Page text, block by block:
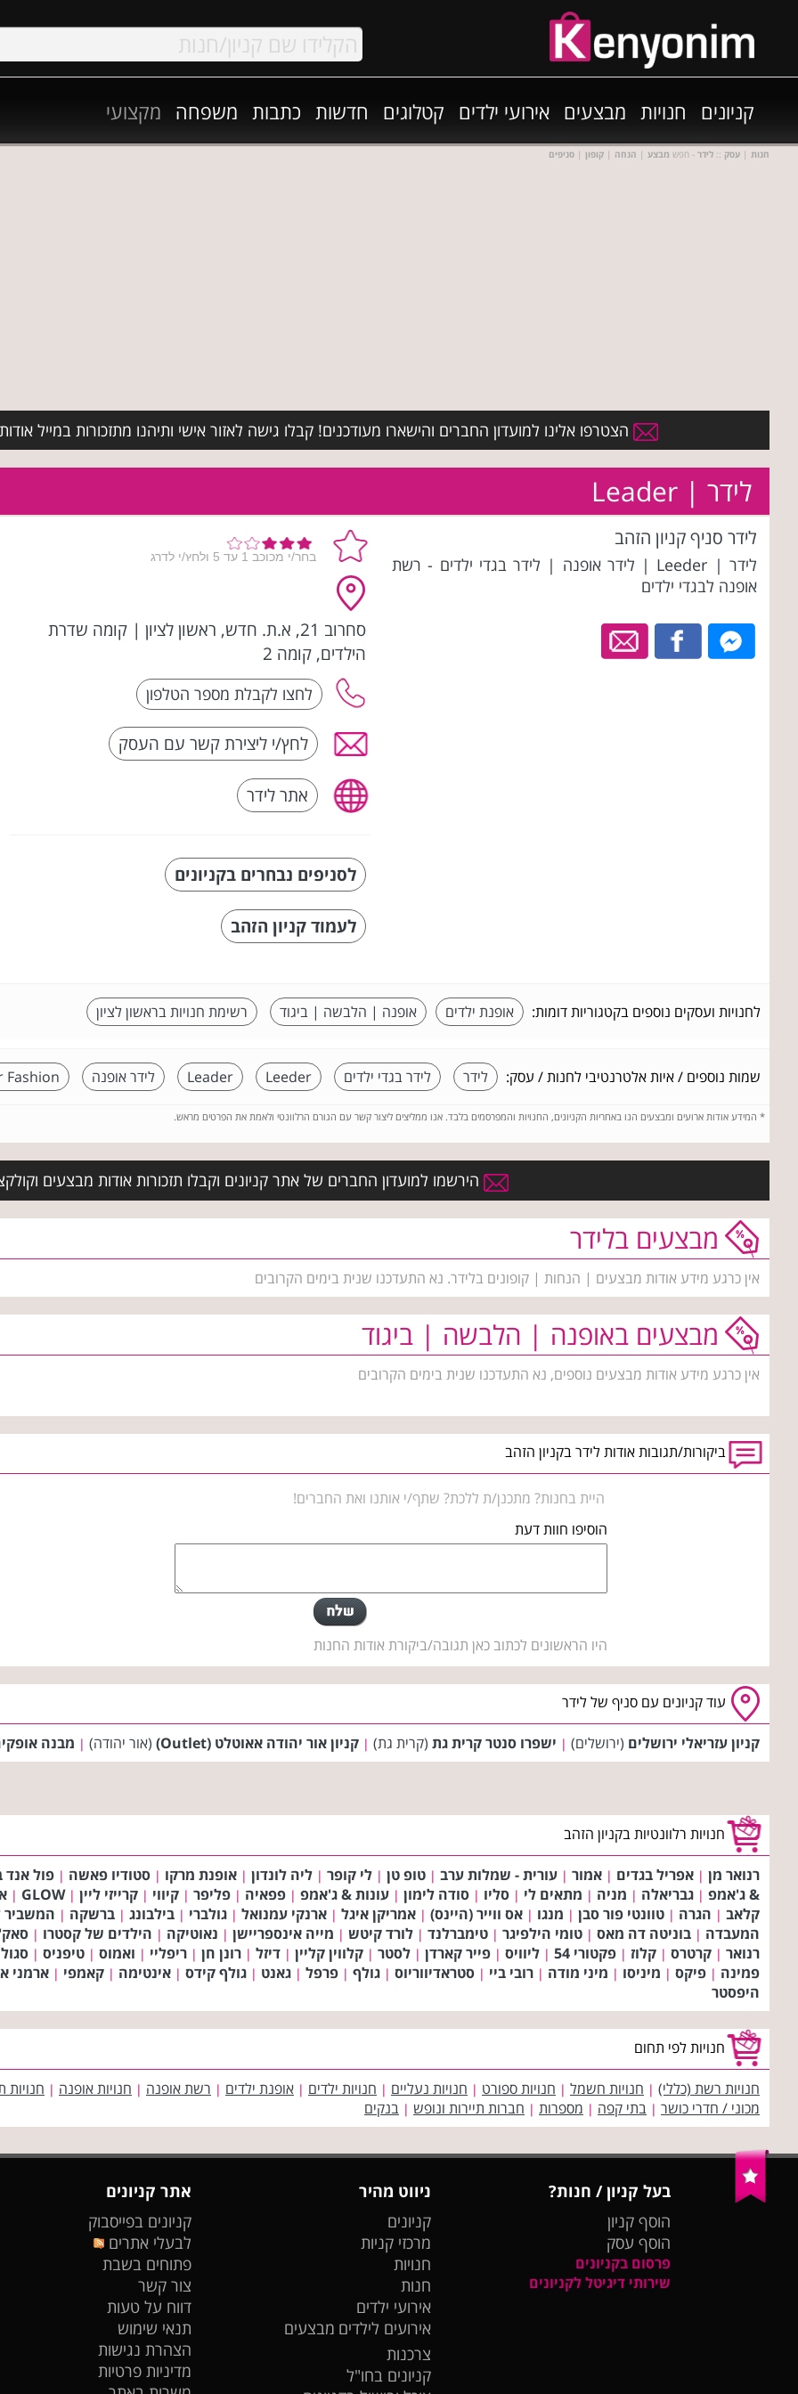
קניונים חנויות מבצעים אירועי ילדים קטלוגים חדשות כתבות משפחה מקצועי
חנות | עסק :: לידר - חפש מבצע | הנחה | קופון | סניפים
הצטרפו אלינו למועדון החברים והישארו מעודכנים! קבלו גישה לאזור אישי ותיהנו מתזכורות במייל
לידר | Leader
לידר סניף קניון הזהב
לידר | Leeder | לידר אופנה | לידר בגדי ילדים - רשת
אופנה לבגדי ילדים
סחרוב 21, א.ת. חדש, ראשון לציון | קומה שדרת
הילדים, קומה 2
לחץ/י ליצירת קשר עם העסק
אתר לידר
לסניפים נבחרים בקניונים
לעמוד קניון הזהב
לחנויות ועסקים נוספים בקטגוריות דומות: אופנת ילדים אופנה | הלבשה | ביגוד רשימת חנויות בראשון לציון
שמות נוספים / איות אלטרנטיבי לחנות / עסק: לידר לידר בגדי ילדים Leeder
Leader לידר אופנה Fashion
* המידע אודות ארועים ומבצעים הנו באחריות הקניונים, החנויות והמפרסמים בלבד. אנו ממליצים ליצור קשר עם הגורם הרלוונטי ולאמת את הפרטים מראש.
הירשמו למועדון החברים של אתר קניונים וקבלו תזכורות אודות מבצעים
מבצעים בלידר
אין כרגע מידע אודות מבצעים | הנחות | קופונים בלידר. נא התעדכנו שנית בימים הקרובים
מבצעים באופנה | הלבשה | ביגוד
אין כרגע מידע אודות מבצעים נוספים, נא התעדכנו שנית בימים הקרובים
ביקורות/תגובות אודות לידר בקניון הזהב
היית בחנות? מתכנן/ת ללכת? שתף/י אותנו ואת החברים!
הוסיפו חוות דעת
היו הראשונים לכתוב כאן תגובה/ביקורת אודות החנות
עוד קניונים עם סניף של לידר
קניון עזריאלי ירושלים (ירושלים) | ישפרו סנטר קרית גת (קרית גת) | קניון אור יהודה אאוטלט (Outlet) (אור יהודה) | מבנה
חנויות רלוונטיות בקניון הזהב
רנואר מן | אפריל בגדים | אמור | עורית - שמלות ערב | טופ טן | לי קופר | ליה לונדון | אופנת מרקו | סטודיו פאשה | פול אנד
& ג'אמפ | גבריאלה | מניה | מתאים לי | סליו | סודה לימון | עונות & ג'אמפ | פפאיה | פליפר | קיווי | קרייזי ליין |
GLOW
|
קלאב | הגרה | טוונטי פור סבן | מנגו | אס ווייר (היינס) | אמריקן איגל | ארנקי עמנואל | גולברי | בילבונג | ברשקה | המשביר
המעבדה | בוניטה דה מאס | טומי הילפיגר | טימברלנד | לורד קיטש | מייה אינספריישן | נאוטיקה | הילדים של קסטרו |
רנואר | קרטרס | קלוז | פקטורי 54 | ליוויס | פייר קארדן | לסטר | קלווין קליין | דיזל | רונן חן | ריפליי | ואמוס | טיפניס | סגול
פמינה | פיקס | מיניסו | מיני מודה | רובי ביי | סטראדיווריוס | גולף | פרפל | גאנט | גולף קידס | אינטימה | קאמפי | ארמני
היפסטר
חנויות לפי תחום
חנויות רשת (כללי) | חנויות חשמל | חנויות ספורט | חנויות נעליים | חנויות ילדים | אופנת ילדים | רשת אופנה | חנויות אופנה | חנויות
מכוני / חדרי כושר | בתי קפה | מספרות | חברות תיירות ונופש | בנקים
בעל קניון / חנות?
הוסף קניון
הוסף עסק
פרסום בקניונים
שירותי דיגיטל לקניונים
ניווט מהיר
קניונים
מרכזי קניות
חנויות
חנות
אירועי ילדים
אירועים לילדים מבצעים
צרכנות
קניונים בחו"ל
אתר קניונים
קניונים בפייסבוק
לבעלי אתרים
פתוחים בשבת
צור קשר
דווח על טעות
תנאי שימוש
הצהרת נגישות
מדיניות פרטיות